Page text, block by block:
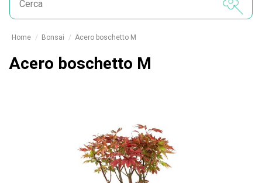
Home Bonsai Acero boschetto M
Acero boschetto M